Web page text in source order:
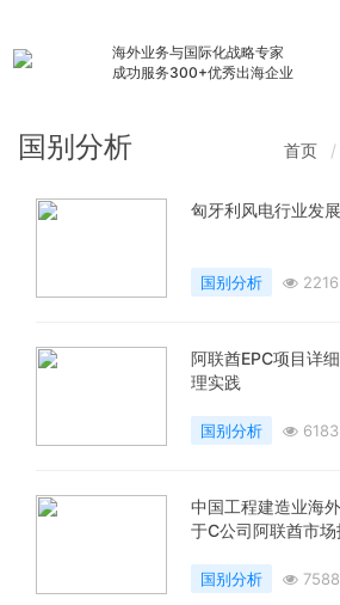
海外业务与国际化战略专家
成功服务300+优秀出海企业
国别分析 首页
匈牙利风电行业发
国别分析
阿联酋EPC项目详
理实践
国别分析
中国工程建造业海
于C公司阿联酋市
国别分析